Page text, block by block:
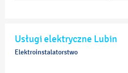
Usługi elektryczne Lubin
Elektroinstalatorstwo